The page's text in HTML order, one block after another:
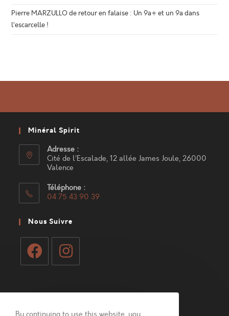
Pierre MARZULLO de retour en falaise : Un 9a+ et un 9a dans
l’escarcelle !
Minéral Spirit
Adresse :
Cité de l’Escalade, 12 allée James Joule, 26000
Valence
Téléphone :
04 75 43 90 39
dans
application
Nous Suivre
nouvel
nouvel
Mon Compte